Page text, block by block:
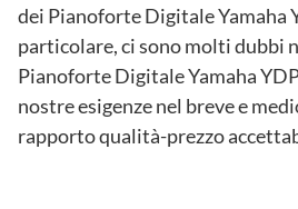
dei Pianoforte Digitale Yamaha
particolare, ci sono molti dubbi
Pianoforte Digitale Yamaha
nostre esigenze nel breve e
rapporto qualità-prezzo